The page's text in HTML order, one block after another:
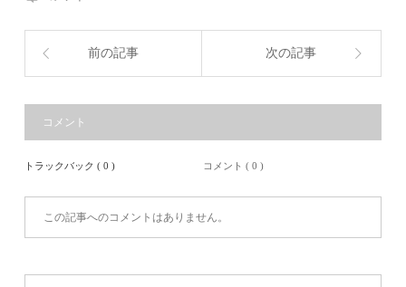
前の記事 次の記事
コメント
トラックバック ( 0 ) コメント ( 0 )
この記事へのコメントはありません。